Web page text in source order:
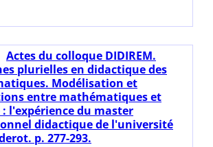
Actes du colloque DIDIREM.
plurielles en didactique des
Modélisation et
entre mathématiques et
l'expérience du master
didactique de l'université
p. 277-293.